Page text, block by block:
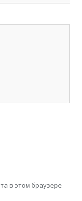
в этом браузере